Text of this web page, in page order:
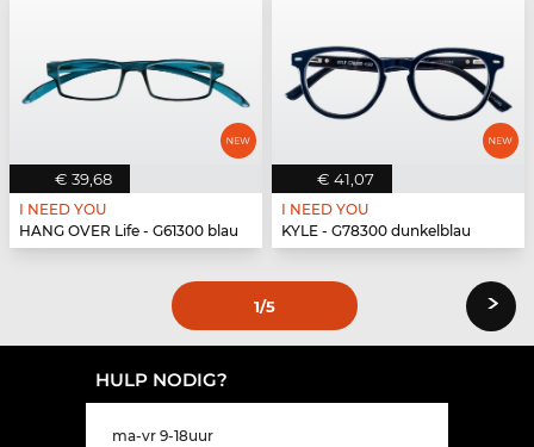
€ 39,68
I NEED YOU
HANG OVER Life - G61300 blau
€ 41,07
I NEED YOU
KYLE - G78300 dunkelblau
1/5 ›
HULP NODIG?
ma-vr 9-18uur